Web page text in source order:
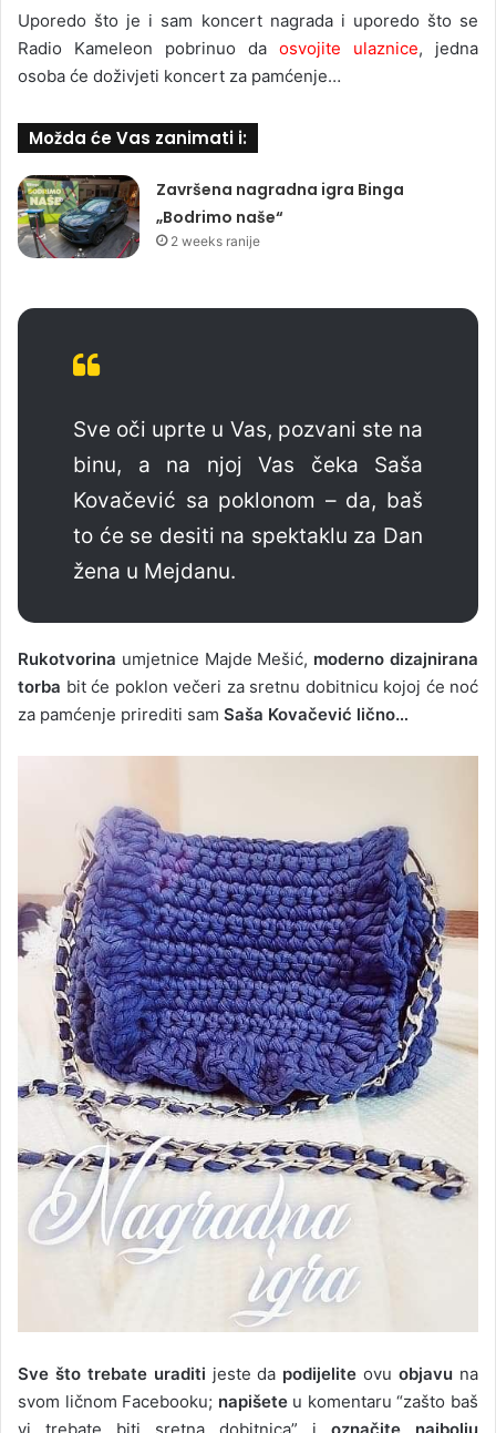
Uporedo što je i sam koncert nagrada i uporedo što se
Radio Kameleon pobrinuo da osvojite ulaznice, jedna
osoba će doživjeti koncert za pamćenje…
Možda će Vas zanimati i:
Završena nagradna igra Binga
„Bodrimo naše“
2 weeks ranije
Sve oči uprte u Vas, pozvani ste na
binu, a na njoj Vas čeka Saša
Kovačević sa poklonom – da, baš
to će se desiti na spektaklu za Dan
žena u Mejdanu.
Rukotvorina umjetnice Majde Mešić, moderno dizajnirana
torba bit će poklon večeri za sretnu dobitnicu kojoj će noć
za pamćenje prirediti sam Saša Kovačević lično…
Sve što trebate uraditi jeste da podijelite ovuobjavu na
svom ličnom Facebooku; napišeteu komentaru “zašto baš